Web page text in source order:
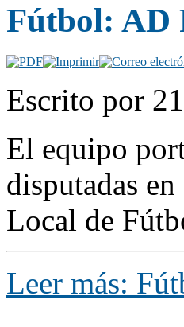
Fútbol: AD
Escrito por
El equipo
disputadas
Local de
Leer más: